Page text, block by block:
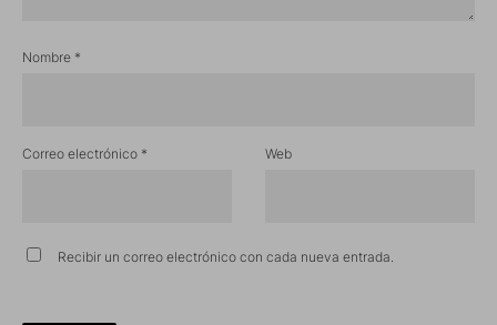
Nombre *
Correo electrónico * Web
Recibir un correo electrónico con cada nueva entrada.